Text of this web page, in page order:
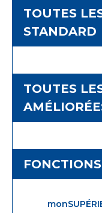
TOUTES
STANDARD
TOUTES